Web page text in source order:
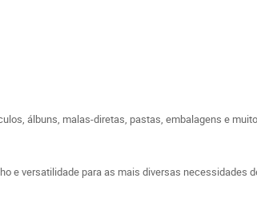
álbuns, malas-diretas, pastas, embalagens e
e versatilidade para as mais diversas necessidades